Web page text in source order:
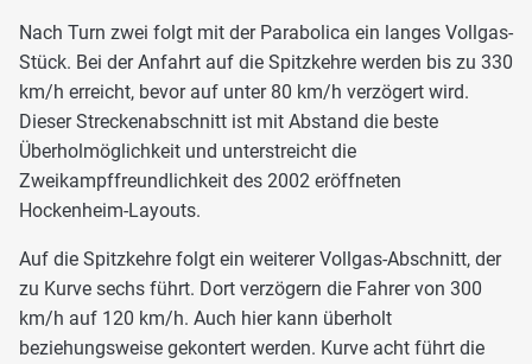
Nach Turn zwei folgt mit der Parabolica ein langes Vollgas-
Stück. Bei der Anfahrt auf die Spitzkehre werden bis zu 330
km/h erreicht, bevor auf unter 80 km/h verzögert wird.
Dieser Streckenabschnitt ist mit Abstand die beste
Überholmöglichkeit und unterstreicht die
Zweikampffreundlichkeit des 2002 eröffneten
Hockenheim-Layouts.
Auf die Spitzkehre folgt ein weiterer Vollgas-Abschnitt, der
zu Kurve sechs führt. Dort verzögern die Fahrer von 300
km/h auf 120 km/h. Auch hier kann überholt
beziehungsweise gekontert werden. Kurve acht führt die